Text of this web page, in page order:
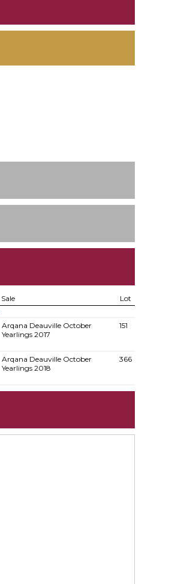
Sale
Lot
Arqana Deauville October
Yearlings 2017
151
Arqana Deauville October
Yearlings 2018
366